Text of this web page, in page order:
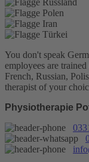
You don't speak
employees are
French, Russian,
therapist of your
Physiotherapie